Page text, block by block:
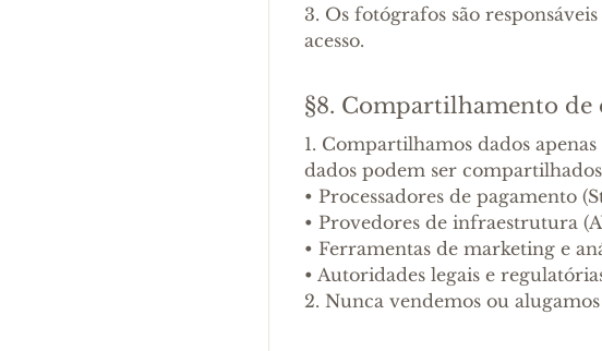
3. Os fotógrafos são
acesso.
§8. Compartilhamento de
1. Compartilhamos dados
dados podem ser
• Processadores de pagamento
• Provedores de infraestrutura
• Ferramentas de marketing e
• Autoridades legais e
2. Nunca vendemos ou alugamos